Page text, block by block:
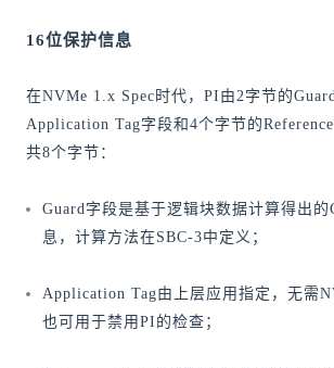
16位保护信息
在NVMe 1.x Spec时代，PI由2字节的
Application Tag字段和4个字节的Reference
共8个字节：
Guard字段是基于逻辑块数据计算得出的
息，计算方法在SBC-3中定义；
Application Tag由上层应用指定，无需
也可用于禁用PI的检查；